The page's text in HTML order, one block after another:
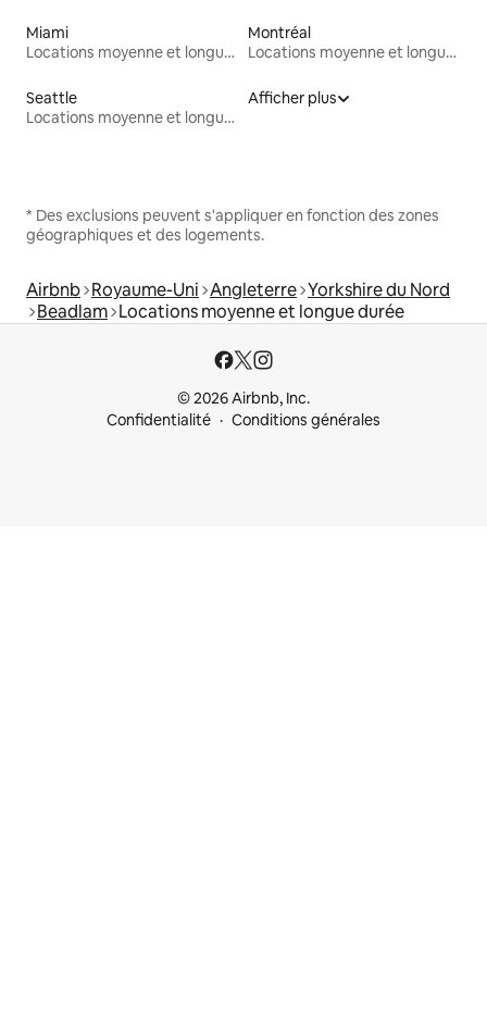
Miami
Locations moyenne et longue durée
Montréal
Locations moyenne et longue durée
Seattle
Locations moyenne et longue durée
Afficher plus
* Des exclusions peuvent s'appliquer en fonction des zones
géographiques et des logements.
Airbnb Royaume-Uni Angleterre Yorkshire du Nord
Beadlam Locations moyenne et longue durée
© 2026 Airbnb, Inc.
Confidentialité
Conditions générales